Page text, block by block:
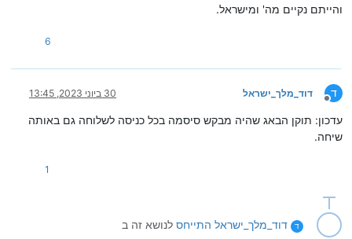
והייתם נקיים מה' ומישראל.
6
ד
מנותק
דוד_מלך_ישראל 30 ביוני 2023, 13:45
עדכון: תוקן הבאג שהיה מבקש סיסמה בכל כניסה לשלוחה גם באותה
שיחה.
1
ד דוד_מלך_ישראל התייחס לנושא זה ב